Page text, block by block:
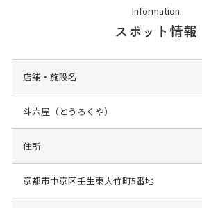
Information
スポット情報
店舗・施設名
斗六屋（とうろくや）
住所
京都市中京区壬生東大竹町5番地